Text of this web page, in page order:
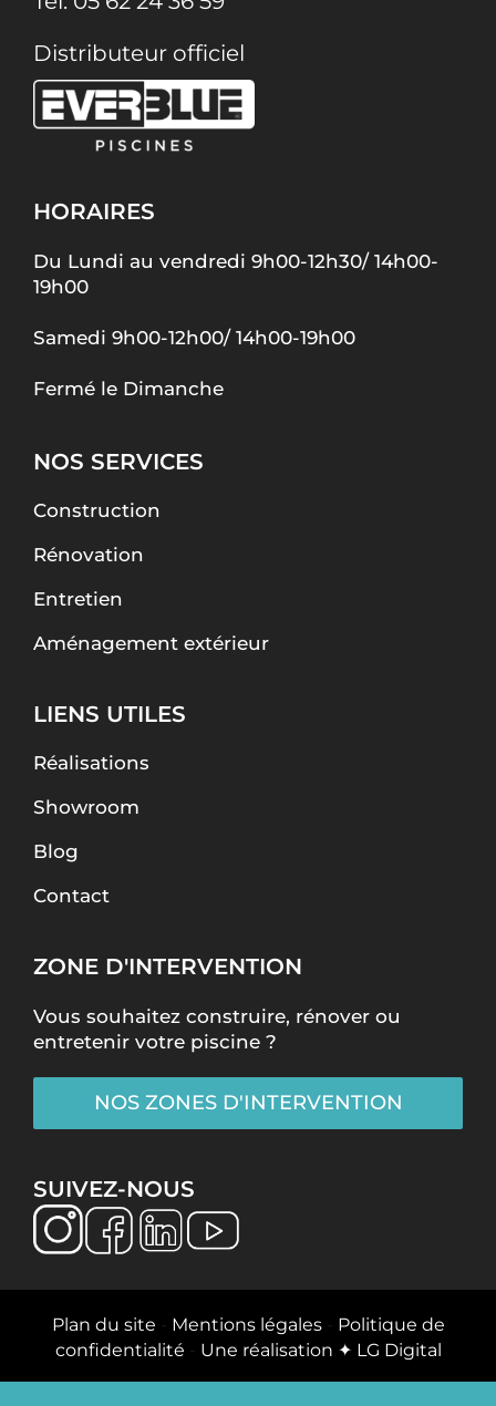
Distributeur officiel
HORAIRES
Du Lundi au vendredi 9h00-12h30/ 14h00-
19h00
Samedi 9h00-12h00/ 14h00-19h00
Fermé le Dimanche
NOS SERVICES
Construction
Rénovation
Entretien
Aménagement extérieur
LIENS UTILES
Réalisations
Showroom
Blog
Contact
ZONE D'INTERVENTION
Vous souhaitez construire, rénover ou
entretenir votre piscine ?
NOS ZONES D'INTERVENTION
SUIVEZ-NOUS
Plan du site Mentions légales- Politique de
confidentialité
Une réalisation ✦ LG Digital